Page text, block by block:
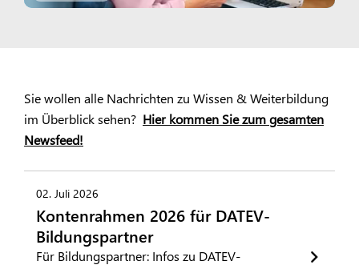
Sie wollen alle Nachrichten zu Wissen & Weiterbildung
im Überblick sehen? Hier kommen Sie zum gesamten
Newsfeed!
02. Juli 2026
Kontenrahmen 2026 für DATEV-
Bildungspartner
Für Bildungspartner: Infos zu DATEV-